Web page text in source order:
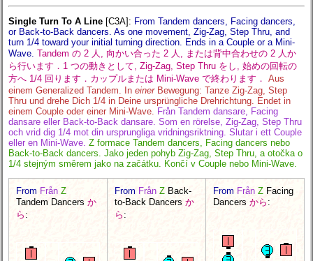
Single Turn To A Line [C3A] : From Tandem dancers, Facing dancers,
or Back-to-Back dancers. As one movement, Zig-Zag, Step Thru, and
turn 1/4 toward your initial turning direction. Ends in a Couple or a Mini-
Wave. Tandem の 2 人, 向かい合った 2 人, または背中合わせの 2 人か
ら行います．1 つの動きとして, Zig-Zag, Step Thru をし, 始めの回転の
方へ 1/4 回ります．カップルまたは Mini-Wave で終わります． Aus
einem Generalized Tandem. In einerBewegung: Tanze Zig-Zag, Step
Thru und drehe Dich 1/4 in Deine ursprüngliche Drehrichtung. Endet in
einem Couple oder einer Mini-Wave.
Från Tandem dansare, Facing
dansare eller Back-to-Back dansare. Som en rörelse, Zig-Zag, Step Thru
och vrid dig 1/4 mot din ursprungliga vridningsriktning. Slutar i ett Couple
eller en Mini-Wave. Z formace Tandem dancers, Facing dancers nebo
Back-to-Back dancers. Jako jeden pohyb Zig-Zag, Step Thru, a otočka o
1/4 stejným směrem jako na začátku. Končí v Couple nebo Mini-Wave.
From Från Z
Tandem Dancers か
ら :
From Från Z Back-
to-Back Dancers か
ら :
From Från Z Facing
Dancers から :